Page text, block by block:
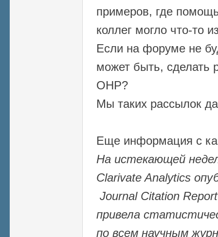
примеров, где
коллег могло что-то
Если на форуме не
может быть, сделать
ОНР?
Мы таких рассылок
Еще информация с
На истекающей
Clarivate Analytics
Journal Citation
привела
по всем научным